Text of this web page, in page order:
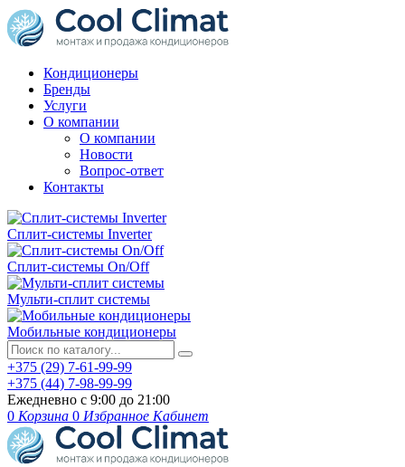
Кондиционеры
Бренды
Услуги
О компании
О компании
Новости
Вопрос-ответ
Контакты
Сплит-системы Inverter
Сплит-системы On/Off
Мульти-сплит системы
Мобильные кондиционеры
+375 (29) 7-61-99-99
+375 (44) 7-98-99-99
Ежедневно с 9:00 до 21:00
0 Корзина 0 Избранное Кабинет